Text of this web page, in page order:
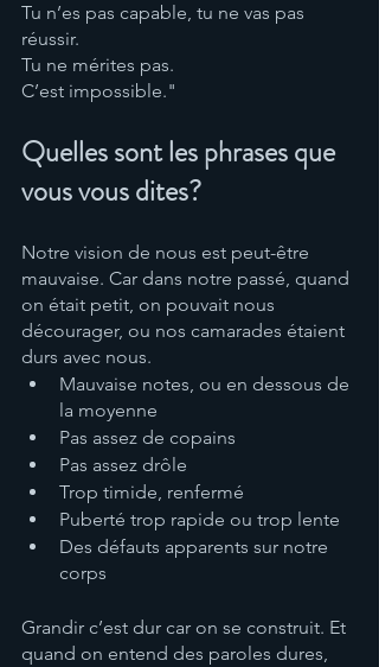
Tu n’es pas capable, tu ne vas pas
réussir.
Tu ne mérites pas.
C’est impossible."
Quelles sont les phrases que
vous vous dites?
Notre vision de nous est peut-être
mauvaise. Car dans notre passé, quand
on était petit, on pouvait nous
décourager, ou nos camarades étaient
durs avec nous.
Mauvaise notes, ou en dessous de
la moyenne
Pas assez de copains
Pas assez drôle
Trop timide, renfermé
Puberté trop rapide ou trop lente
Des défauts apparents sur notre
corps
Grandir c’est dur car on se construit. Et
quand on entend des paroles dures,